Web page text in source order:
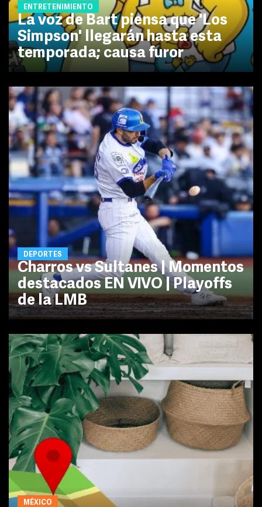
ENTRETENIMIENTO
La voz de Bart piensa que 'Los
Simpson' llegarán hasta esta
temporada; causa furor
DEPORTES
Charros vs Sultanes | Momentos
destacados EN VIVO | Playoffs
de la LMB
MÉXICO